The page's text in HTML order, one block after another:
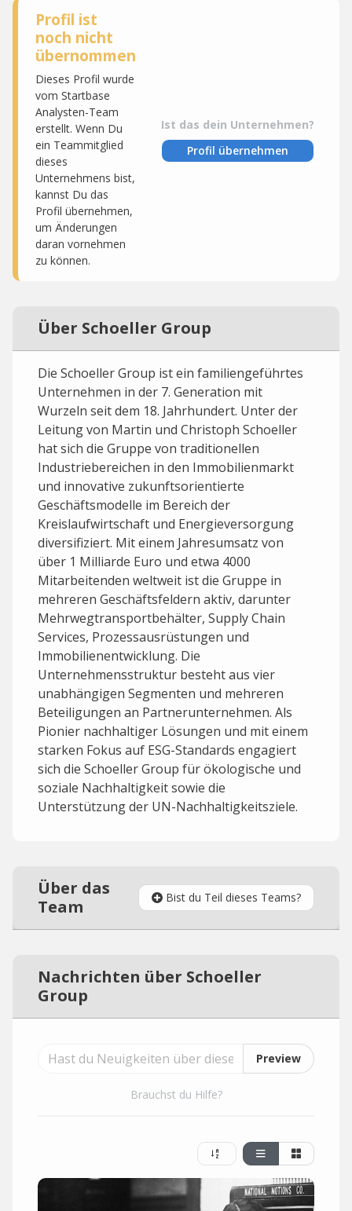
Profil ist
noch nicht
übernommen
Dieses Profil wurde
vom Startbase
Analysten-Team
erstellt. Wenn Du
ein Teammitglied
dieses
Unternehmens bist,
kannst Du das
Profil übernehmen,
um Änderungen
daran vornehmen
zu können.
Ist das dein Unternehmen?
Profil übernehmen
Über Schoeller Group
Die Schoeller Group ist ein familiengeführtes
Unternehmen in der 7. Generation mit
Wurzeln seit dem 18. Jahrhundert. Unter der
Leitung von Martin und Christoph Schoeller
hat sich die Gruppe von traditionellen
Industriebereichen in den Immobilienmarkt
und innovative zukunftsorientierte
Geschäftsmodelle im Bereich der
Kreislaufwirtschaft und Energieversorgung
diversifiziert. Mit einem Jahresumsatz von
über 1 Milliarde Euro und etwa 4000
Mitarbeitenden weltweit ist die Gruppe in
mehreren Geschäftsfeldern aktiv, darunter
Mehrwegtransportbehälter, Supply Chain
Services, Prozessausrüstungen und
Immobilienentwicklung. Die
Unternehmensstruktur besteht aus vier
unabhängigen Segmenten und mehreren
Beteiligungen an Partnerunternehmen. Als
Pionier nachhaltiger Lösungen und mit einem
starken Fokus auf ESG-Standards engagiert
sich die Schoeller Group für ökologische und
soziale Nachhaltigkeit sowie die
Unterstützung der UN-Nachhaltigkeitsziele.
Über das
Team
Bist du Teil dieses Teams?
Nachrichten über Schoeller
Group
Preview
Brauchst du Hilfe?